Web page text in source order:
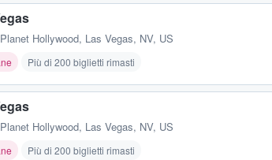
Hollywood, Las Vegas, NV, US
Più di 200 biglietti rimasti
Hollywood, Las Vegas, NV, US
Più di 200 biglietti rimasti